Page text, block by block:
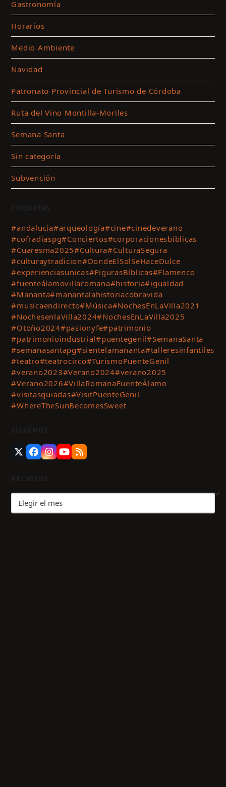
Gastronomía
Horarios
Medio Ambiente
Navidad
Patronato Provincial de Turismo de Córdoba
Ruta del Vino Montilla-Moriles
Semana Santa
Sin categoría
Subvención
#andalucía#arqueología#cine#cinedeverano
#cofradiaspg#Conciertos#corporacionesbiblicas
#Cuaresma2025#Cultura#CulturaSegura
#culturaytradicion#DondeElSolSeHaceDulce
#experienciasunicas#FigurasBíblicas#Flamenco
#fuenteálamovillaromana#historia#igualdad
#Mananta#manantalahistoriacobravida
#musicaendirecto#Música#NochesEnLaVilla2021
#NochesenlaVilla2024#NochesEnLaVilla2025
#Otoño2024#pasionyfe#patrimonio
#patrimonioindustrial#puentegenil#SemanaSanta
#semanasantapg#sientelamananta#talleresinfantiles
#teatro#teatrocirco#TurismoPuenteGenil
#verano2023#Verano2024#verano2025
#Verano2026#VillaRomanaFuenteÁlamo
#visitasguiadas#VisitPuenteGenil
#WhereTheSunBecomesSweet
TwitterFacebook
Instagram
YouTube
RSS
Archivos